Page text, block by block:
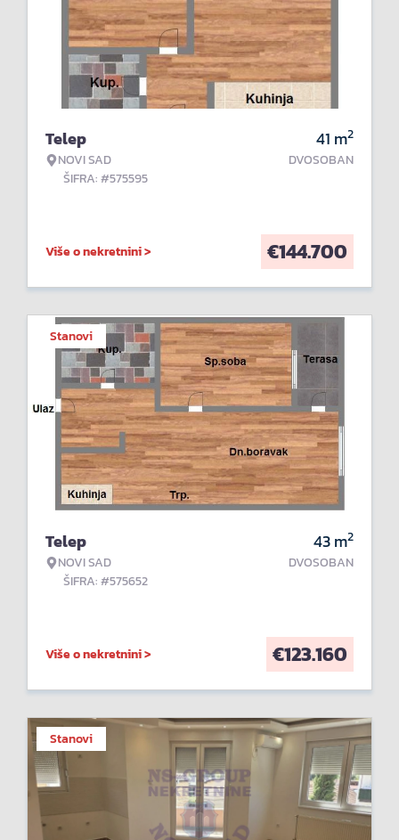
Telep
NOVI SAD
ŠIFRA: #575595
41 m2
DVOSOBAN
Više o nekretnini > €144.700
Stanovi
Telep
NOVI SAD
ŠIFRA: #575652
43m2
DVOSOBAN
Više o nekretnini > €123.160
Stanovi